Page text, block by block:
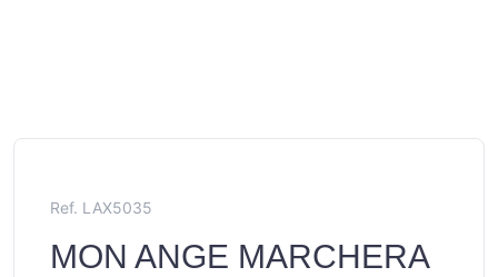
Ref. LAX5035
MON ANGE MARCHERA